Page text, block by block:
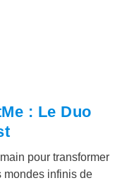
: Le Duo
pour transformer
mondes infinis de